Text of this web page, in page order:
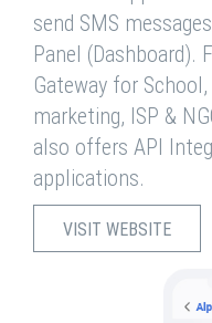
send SMS
Panel (Dashboard).
Gateway for
marketing, ISP &
also offers API
applications.
VISIT WEBSITE